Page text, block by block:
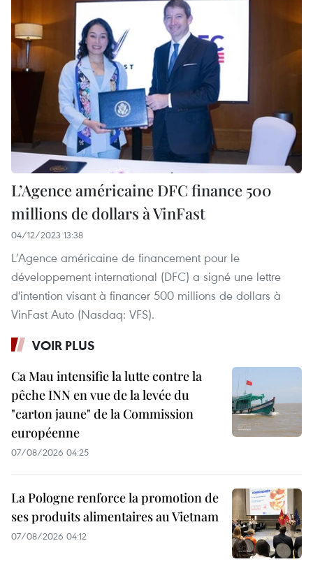
L’Agence américaine DFC finance 500
millions de dollars à VinFast
04/12/2023 13:38
L’Agence américaine de financement pour le
développement international (DFC) a signé une lettre
d'intention visant à financer 500 millions de dollars à
VinFast Auto (Nasdaq: VFS).
VOIR PLUS
Ca Mau intensifie la lutte contre la
pêche INN en vue de la levée du
"carton jaune" de la Commission
européenne
07/08/2026 04:25
La Pologne renforce la promotion de
ses produits alimentaires au Vietnam
07/08/2026 04:12